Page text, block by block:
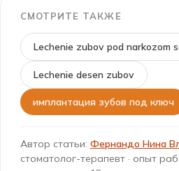
СМОТРИТЕ ТАКЖЕ
Lechenie zubov pod narkozom
Lechenie desen zubov
имплантация зубов под ключ
Автор статьи: Фернандо Нина
стоматолог-терапевт · опыт